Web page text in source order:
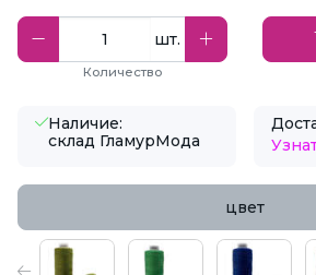
шт.
Количество
Наличие:
склад ГламурМода
цвет